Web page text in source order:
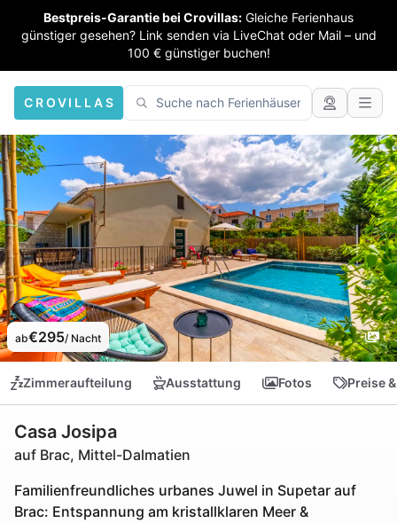
Bestpreis-Garantie bei Crovillas: Gleiche Ferienhaus
günstiger gesehen? Link senden via LiveChat oder Mail – und
100 € günstiger buchen!
CROVILLAS
ab€295/ Nacht
Zimmeraufteilung Ausstattung Fotos Preise
Casa Josipa
auf Brac, Mittel-Dalmatien
Familienfreundliches urbanes Juwel in Supetar auf
Brac: Entspannung am kristallklaren Meer &